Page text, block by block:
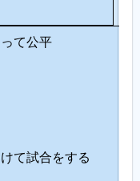
て公平
て試合をする